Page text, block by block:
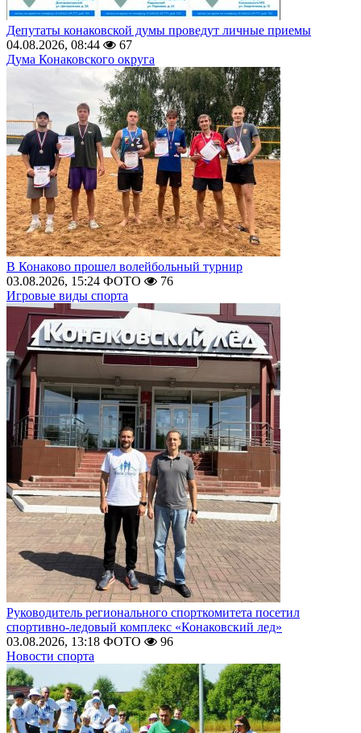
Депутаты конаковской думы проведут личные приемы
04.08.2026, 08:44
67
Дума Конаковского округа
В Конаково прошел волейбольный турнир
03.08.2026, 15:24 ФОТО
76
Игровые виды спорта
Руководитель регионального спорткомитета посетил
спортивно-ледовый комплекс «Конаковский лед»
03.08.2026, 13:18 ФОТО
96
Новости спорта